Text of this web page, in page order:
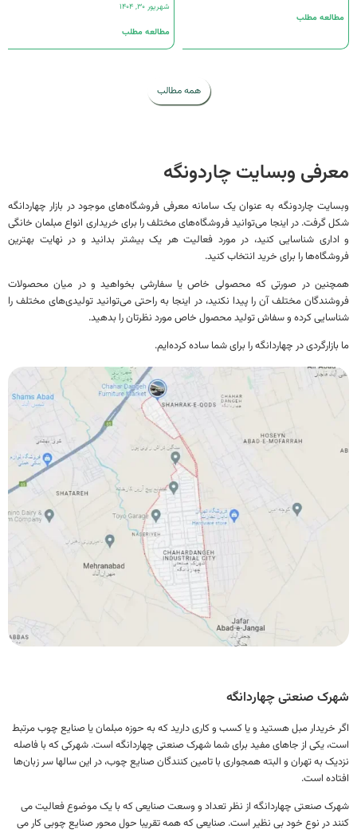
مطلب
شهریور ۳۰, ۱۴۰۴
مطالعه مطلب
همه مطالب
وبسایت چاردونگه
چاردونگه به عنوان یک سامانه معرفی فروشگاه‌های موجود در بازار چهاردانگه
در اینجا می‌توانید فروشگاه‌های مختلف را برای خریداری انواع مبلمان خانگی
شناسایی کنید، در مورد فعالیت هر یک بیشتر بدانید و در نهایت بهترین
را برای خرید انتخاب کنید.
در صورتی که محصولی خاص یا سفارشی بخواهید و در میان محصولات
مختلف آن را پیدا نکنید، در اینجا به راحتی می‌توانید تولیدی‌های مختلف را
کرده و سفاش تولید محصول خاص مورد نظرتان را بدهید.
در چهاردانگه را برای شما ساده کرده‌ایم.
صنعتی چهاردانگه
مبل هستید و یا کسب و کاری دارید که به حوزه مبلمان یا صنایع چوب مرتبط
یکی از جاهای مفید برای شما شهرک صنعتی چهاردانگه است. شهرکی که با فاصله
به تهران و البته همجواری با تامین کنندگان صنایع چوب، در این سالها سر زبان‌ها
است.
صنعتی چهاردانگه از نظر تعداد و وسعت صنایعی که با یک موضوع فعالیت می
در نوع خود بی نظیر است. صنایعی که همه تقریبا حول محور صنایع چوبی کار می